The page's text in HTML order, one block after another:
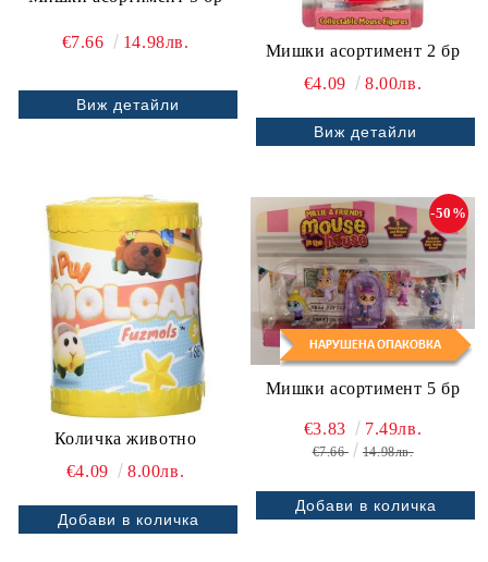
€7.66 14.98лв.
Виж детайли
Мишки асортимент 2 бр
€4.09
8.00лв.
Виж детайли
Количка животно
€4.09
8.00лв.
Мишки асортимент 5 бр
-50%
€3.83 7.49лв.
€7.66 14.98лв.